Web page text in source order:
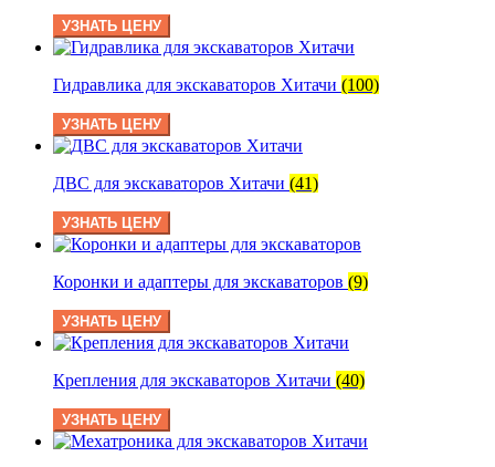
УЗНАТЬ ЦЕНУ
Гидравлика для экскаваторов Хитачи (100)
УЗНАТЬ ЦЕНУ
ДВС для экскаваторов Хитачи (41)
УЗНАТЬ ЦЕНУ
Коронки и адаптеры для экскаваторов (9)
УЗНАТЬ ЦЕНУ
Крепления для экскаваторов Хитачи (40)
УЗНАТЬ ЦЕНУ